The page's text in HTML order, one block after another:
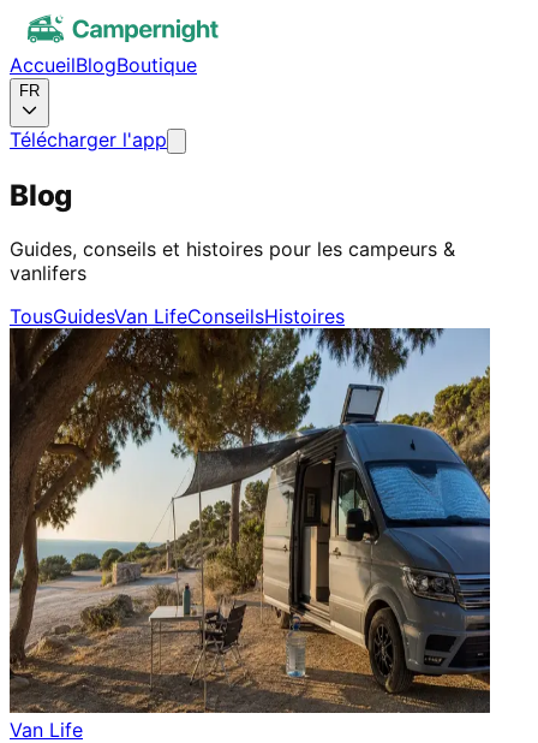
AccueilBlogBoutique
FR
Télécharger l'app
Blog
Guides, conseils et histoires pour les campeurs &
vanlifers
TousGuidesVan LifeConseilsHistoires
Van Life